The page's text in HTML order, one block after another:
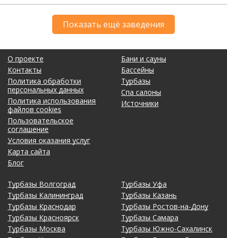
Показать ещё заведения
О проекте
Контакты
Политика обработки
персональных данных
Политика использования
файлов cookies
Пользовательское
соглашение
Условия оказания услуг
Карта сайта
Блог
Бани и сауны
Бассейны
Турбазы
Спа салоны
Источники
Турбазы Волгоград
Турбазы Калининград
Турбазы Краснодар
Турбазы Красноярск
Турбазы Москва
Турбазы Уфа
Турбазы Казань
Турбазы Ростов-на-Дону
Турбазы Самара
Турбазы Южно-Сахалинск